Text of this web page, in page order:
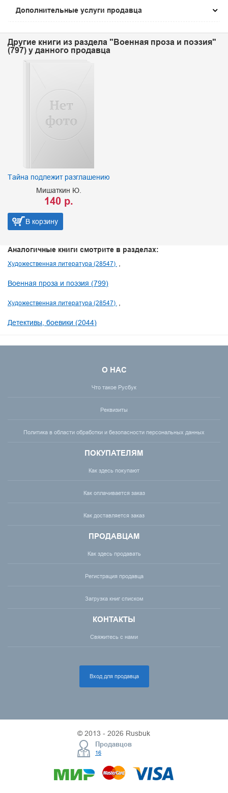
Дополнительные услуги продавца
Другие книги из раздела "Военная проза и поэзия"
(797) у данного продавца
Тайна подлежит разглашению
Мишаткин Ю.
140 р.
В корзину
Аналогичные книги смотрите в разделах:
Художественная литература (28547)
Военная проза и поэзия (799)
Художественная литература (28547)
Детективы, боевики (2044)
О НАС
Что такое Русбук
Реквизиты
Политика в области обработки и безопасности персональных данных
ПОКУПАТЕЛЯМ
Как здесь покупают
Как оплачивается заказ
Как доставляется заказ
ПРОДАВЦАМ
Как здесь продавать
Регистрация продавца
Загрузка книг списком
КОНТАКТЫ
Свяжитесь с нами
Вход для продавца
© 2013 - 2026 Rusbuk
Продавцов
16